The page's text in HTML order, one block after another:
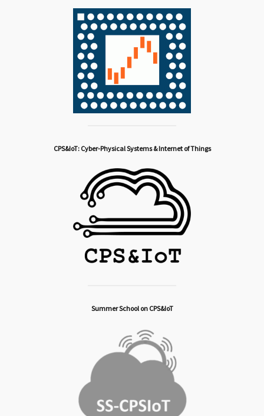
CPS&IoT: Cyber-Physical Systems & Internet of Things
Summer School on CPS&IoT